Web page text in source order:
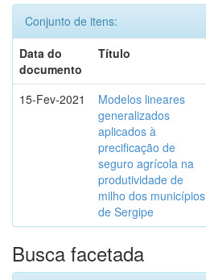
Conjunto de itens:
Data do
documento
Título
15-Fev-2021
Modelos lineares
generalizados
aplicados à
precificação de
seguro agrícola na
produtividade de
milho dos municípios
de Sergipe
Busca facetada